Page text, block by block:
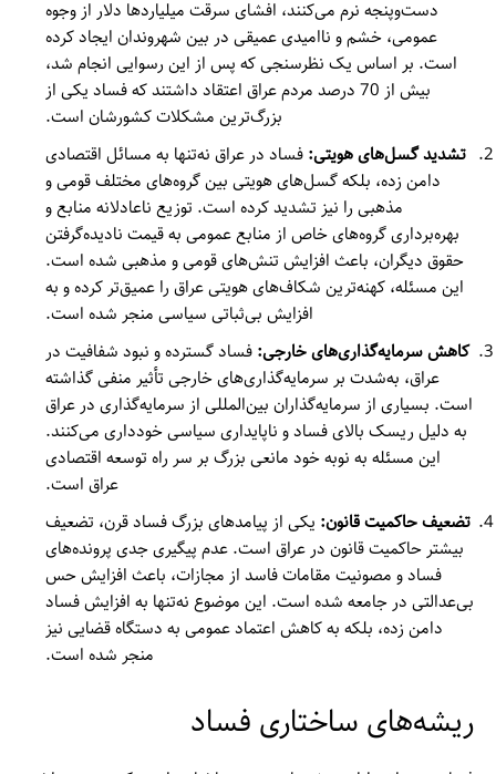
دست‌وپنجه نرم می‌کنند، افشای سرقت میلیاردها دلار از وجوه
عمومی، خشم و ناامیدی عمیقی در بین شهروندان ایجاد کرده
است. بر اساس یک نظرسنجی که پس از این رسوایی انجام شد،
بیش از 70 درصد مردم عراق اعتقاد داشتند که فساد یکی از
بزرگ‌ترین مشکلات کشورشان است.
تشدید گسل‌های هویتی:فساد در عراق نه‌تنها به مسائل اقتصادی
دامن زده، بلکه گسل‌های هویتی بین گروه‌های مختلف قومی و
مذهبی را نیز تشدید کرده است. توزیع ناعادلانه منابع و
بهره‌برداری گروه‌های خاص از منابع عمومی به قیمت نادیده‌گرفتن
حقوق دیگران، باعث افزایش تنش‌های قومی و مذهبی شده است.
این مسئله، کهنه‌ترین شکاف‌های هویتی عراق را عمیق‌تر کرده و به
افزایش بی‌ثباتی سیاسی منجر شده است.
کاهش سرمایه‌گذاری‌های خارجی:فساد گسترده و نبود شفافیت در
عراق، به‌شدت بر سرمایه‌گذاری‌های خارجی تأثیر منفی گذاشته
است. بسیاری از سرمایه‌گذاران بین‌المللی از سرمایه‌گذاری در عراق
به دلیل ریسک بالای فساد و ناپایداری سیاسی خودداری می‌کنند.
این مسئله به نوبه خود مانعی بزرگ بر سر راه توسعه اقتصادی
عراق است.
تضعیف حاکمیت قانون: یکی از پیامدهای بزرگ فساد قرن، تضعیف
بیشتر حاکمیت قانون در عراق است. عدم پیگیری جدی پرونده‌های
فساد و مصونیت مقامات فاسد از مجازات، باعث افزایش حس
بی‌عدالتی در جامعه شده است. این موضوع نه‌تنها به افزایش فساد
دامن زده، بلکه به کاهش اعتماد عمومی به دستگاه قضایی نیز
منجر شده است.
ریشه‌های ساختاری فساد